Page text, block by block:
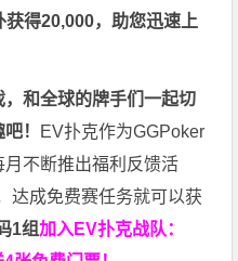
得20,000，助您迅速上
和全球的牌手们一起切
！ EV扑克作为GGPoker
不断推出福利反馈活
达成免费赛任务就可以获
1组加入EV扑克战队：